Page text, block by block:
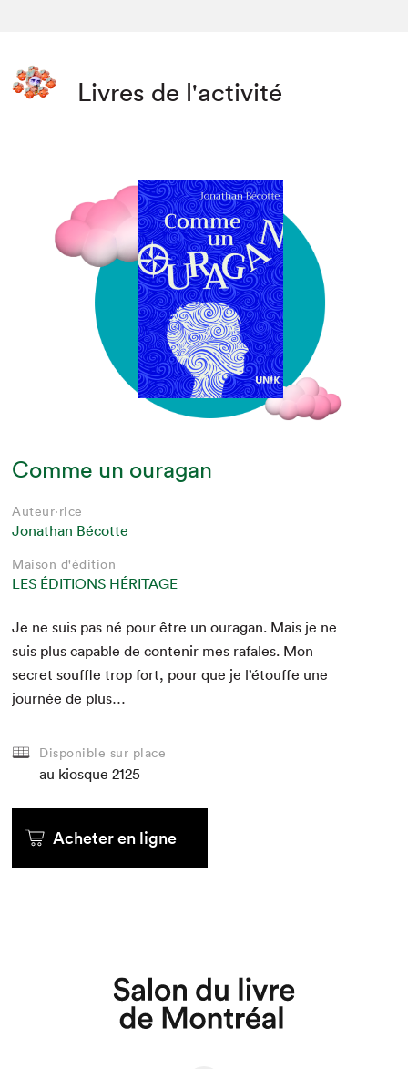
Que cherchez-vous?
Livres de l'activité
Comme un ouragan
Auteur·rice
Jonathan Bécotte
Maison d'édition
LES ÉDITIONS HÉRITAGE
Je ne suis pas né pour être un oura­gan. Mais je ne
suis plus capa­ble de con­tenir mes rafales. Mon
secret souf­fle trop fort, pour que je l’étouffe une
journée de plus…
Disponible sur place
au kiosque 2125
Acheter en ligne